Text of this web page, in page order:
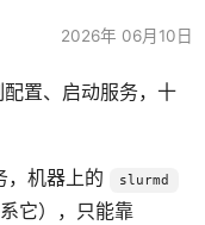
2026年 06月10日
置、启动服务，十
，机器上的 slurmd
它），只能靠